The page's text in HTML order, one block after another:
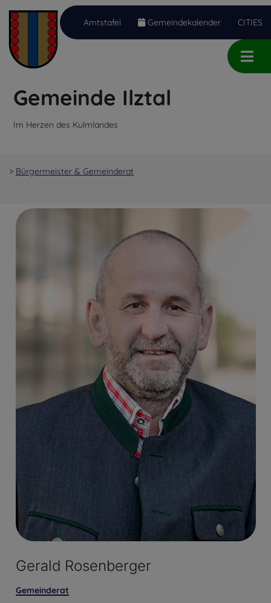
Inhalt
(Accesskey
1)
Hauptmenü
(Accesskey
2)
Quicklinks
(Accesskey
3)
Gemeinde Ilztal
Im Herzen des Kulmlandes
Amtstafel Gemeindekalender CITIES
> Bürgermeister & Gemeinderat
Gerald Rosenberger
Gemeinderat